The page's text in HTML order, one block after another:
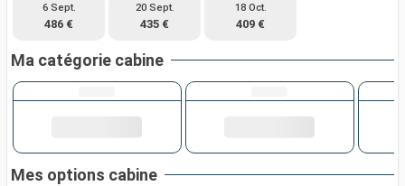
6 Sept.
486 €
20 Sept.
435 €
18 Oct.
409 €
Ma catégorie cabine
Mes options cabine